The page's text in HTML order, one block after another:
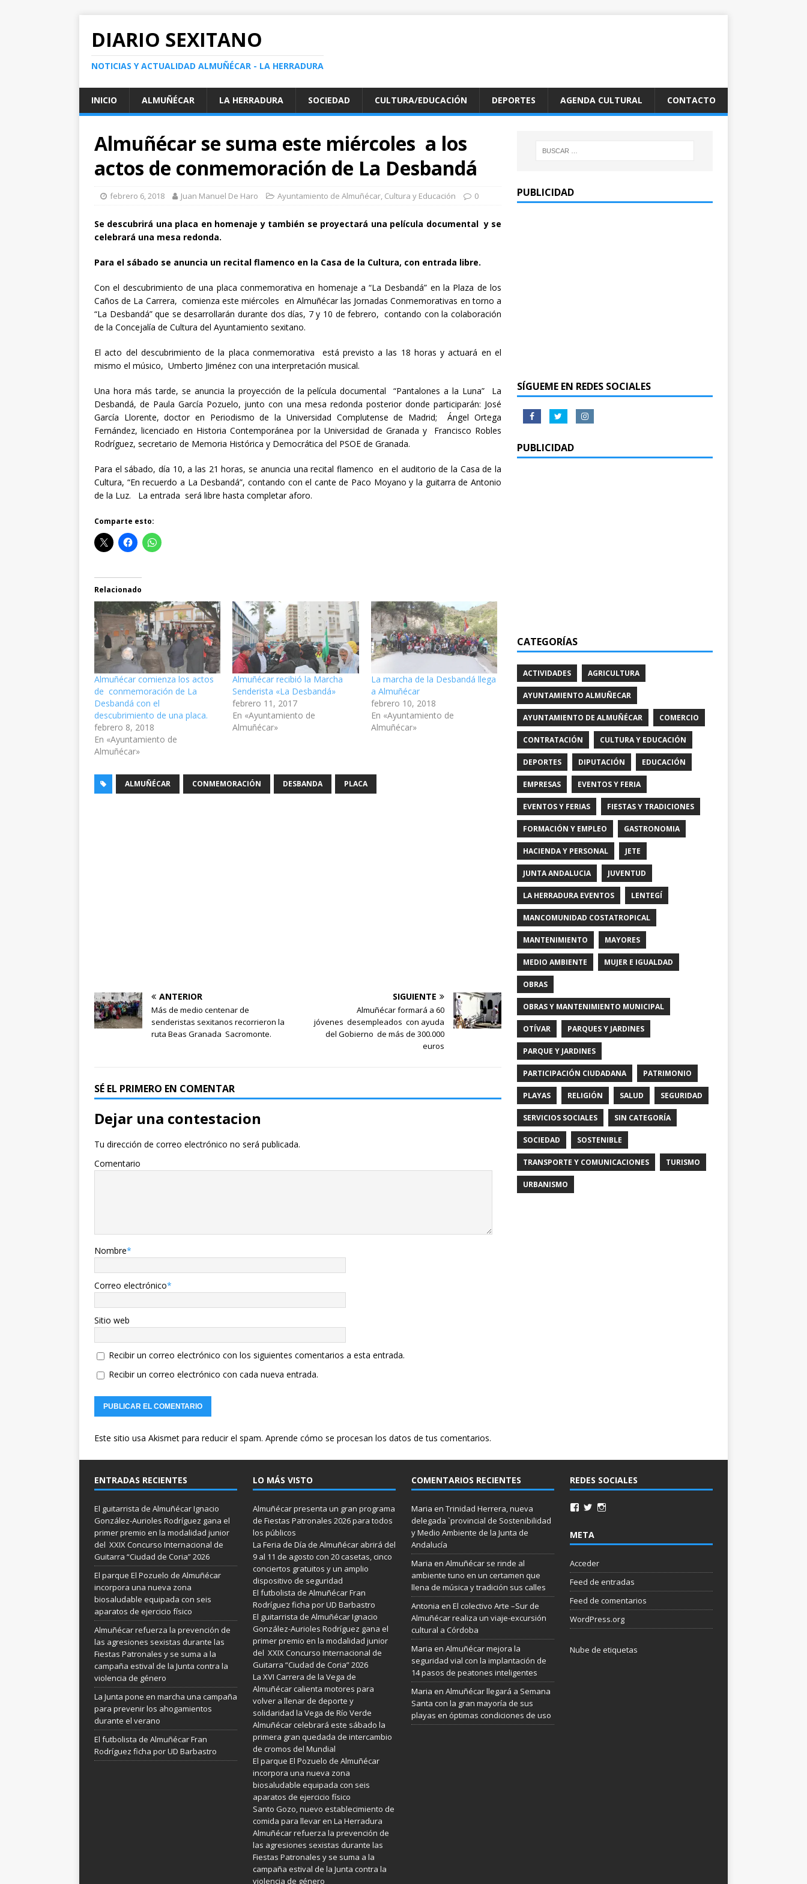
DIARIO SEXITANO
NOTICIAS Y ACTUALIDAD ALMUÑÉCAR - LA HERRADURA
INICIO ALMUÑÉCAR LA HERRADURA SOCIEDAD CULTURA/EDUCACIÓN DEPORTES AGENDA CULTURAL CONTACTO
Almuñécar se suma este miércoles a los
actos de conmemoración de La Desbandá
febrero 6, 2018 Juan Manuel De Haro Ayuntamiento de Almuñécar, Cultura y Educación 0
Se descubrirá una placa en homenaje y también se proyectará una película documental y se
celebrará una mesa redonda.
Para el sábado se anuncia un recital flamenco en la Casa de la Cultura, con entrada libre.
Con el descubrimiento de una placa conmemorativa en homenaje a “La Desbandá” en la Plaza de los
Caños de La Carrera, comienza este miércoles en Almuñécar las Jornadas Conmemorativas en torno a
“La Desbandá” que se desarrollarán durante dos días, 7 y 10 de febrero, contando con la colaboración
de la Concejalía de Cultura del Ayuntamiento sexitano.
El acto del descubrimiento de la placa conmemorativa está previsto a las 18 horas y actuará en el
mismo el músico, Umberto Jiménez con una interpretación musical.
Una hora más tarde, se anuncia la proyección de la película documental “Pantalones a la Luna” La
Desbandá, de Paula García Pozuelo, junto con una mesa redonda posterior donde participarán: José
García Llorente, doctor en Periodismo de la Universidad Complutense de Madrid; Ángel Ortega
Fernández, licenciado en Historia Contemporánea por la Universidad de Granada y Francisco Robles
Rodríguez, secretario de Memoria Histórica y Democrática del PSOE de Granada.
Para el sábado, día 10, a las 21 horas, se anuncia una recital flamenco en el auditorio de la Casa de la
Cultura, “En recuerdo a La Desbandá”, contando con el cante de Paco Moyano y la guitarra de Antonio
de la Luz. La entrada será libre hasta completar aforo.
Comparte esto:
Relacionado
Almuñécar comienza los actos
de conmemoración de La
Desbandá con el
descubrimiento de una placa.
febrero 8, 2018
En «Ayuntamiento de
Almuñécar»
Almuñécar recibió la Marcha
Senderista «La Desbandá»
febrero 11, 2017
En «Ayuntamiento de
Almuñécar»
La marcha de la Desbandá llega
a Almuñécar
febrero 10, 2018
En «Ayuntamiento de
Almuñécar»
ALMUÑÉCAR CONMEMORACIÓN DESBANDA PLACA
ANTERIOR
Más de medio centenar de
senderistas sexitanos recorrieron la
ruta Beas Granada Sacromonte.
SIGUIENTE
Almuñécar formará a 60
jóvenes desempleados con ayuda
del Gobierno de más de 300.000
euros
SÉ EL PRIMERO EN COMENTAR
Dejar una contestacion
Tu dirección de correo electrónico no será publicada.
Comentario
Nombre*
Correo electrónico*
Sitio web
Recibir un correo electrónico con los siguientes comentarios a esta entrada.
Recibir un correo electrónico con cada nueva entrada.
Este sitio usa Akismet para reducir el spam. Aprende cómo se procesan los datos de tus comentarios.
PUBLICIDAD
SÍGUEME EN REDES SOCIALES
PUBLICIDAD
CATEGORÍAS
ACTIVIDADES AGRICULTURA
AYUNTAMIENTO ALMUÑECAR
AYUNTAMIENTO DE ALMUÑÉCAR COMERCIO
CONTRATACIÓN CULTURA Y EDUCACIÓN
DEPORTES DIPUTACIÓN EDUCACIÓN
EMPRESAS EVENTOS Y FERIA
EVENTOS Y FERIAS FIESTAS Y TRADICIONES
FORMACIÓN Y EMPLEO GASTRONOMIA
HACIENDA Y PERSONAL JETE
JUNTA ANDALUCIA JUVENTUD
LA HERRADURA EVENTOS LENTEGÍ
MANCOMUNIDAD COSTATROPICAL
MANTENIMIENTO MAYORES
MEDIO AMBIENTE MUJER E IGUALDAD
OBRAS
OBRAS Y MANTENIMIENTO MUNICIPAL
OTÍVAR PARQUES Y JARDINES
PARQUE Y JARDINES
PARTICIPACIÓN CIUDADANA PATRIMONIO
PLAYAS RELIGIÓN SALUD SEGURIDAD
SERVICIOS SOCIALES SIN CATEGORÍA
SOCIEDAD SOSTENIBLE
TRANSPORTE Y COMUNICACIONES TURISMO
URBANISMO
ENTRADAS RECIENTES
El guitarrista de Almuñécar Ignacio
González-Aurioles Rodríguez gana el
primer premio en la modalidad junior
del XXIX Concurso Internacional de
Guitarra “Ciudad de Coria” 2026
El parque El Pozuelo de Almuñécar
incorpora una nueva zona
biosaludable equipada con seis
aparatos de ejercicio físico
Almuñécar refuerza la prevención de
las agresiones sexistas durante las
Fiestas Patronales y se suma a la
campaña estival de la Junta contra la
violencia de género
La Junta pone en marcha una campaña
para prevenir los ahogamientos
durante el verano
El futbolista de Almuñécar Fran
Rodríguez ficha por UD Barbastro
LO MÁS VISTO
Almuñécar presenta un gran programa
de Fiestas Patronales 2026 para todos
los públicos
La Feria de Día de Almuñécar abrirá del
9 al 11 de agosto con 20 casetas, cinco
conciertos gratuitos y un amplio
dispositivo de seguridad
El futbolista de Almuñécar Fran
Rodríguez ficha por UD Barbastro
El guitarrista de Almuñécar Ignacio
González-Aurioles Rodríguez gana el
primer premio en la modalidad junior
del XXIX Concurso Internacional de
Guitarra “Ciudad de Coria” 2026
La XVI Carrera de la Vega de
Almuñécar calienta motores para
volver a llenar de deporte y
solidaridad la Vega de Río Verde
Almuñécar celebrará este sábado la
primera gran quedada de intercambio
de cromos del Mundial
El parque El Pozuelo de Almuñécar
incorpora una nueva zona
biosaludable equipada con seis
aparatos de ejercicio físico
Santo Gozo, nuevo establecimiento de
comida para llevar en La Herradura
Almuñécar refuerza la prevención de
las agresiones sexistas durante las
Fiestas Patronales y se suma a la
campaña estival de la Junta contra la
violencia de género
COMENTARIOS RECIENTES
Maria en Trinidad Herrera, nueva
delegada `provincial de Sostenibilidad
y Medio Ambiente de la Junta de
Andalucía
Maria en Almuñécar se rinde al
ambiente tuno en un certamen que
llena de música y tradición sus calles
Antonia en El colectivo Arte –Sur de
Almuñécar realiza un viaje-excursión
cultural a Córdoba
Maria en Almuñécar mejora la
seguridad vial con la implantación de
14 pasos de peatones inteligentes
Maria en Almuñécar llegará a Semana
Santa con la gran mayoría de sus
playas en óptimas condiciones de uso
REDES SOCIALES
META
Acceder
Feed de entradas
Feed de comentarios
WordPress.org
Nube de etiquetas